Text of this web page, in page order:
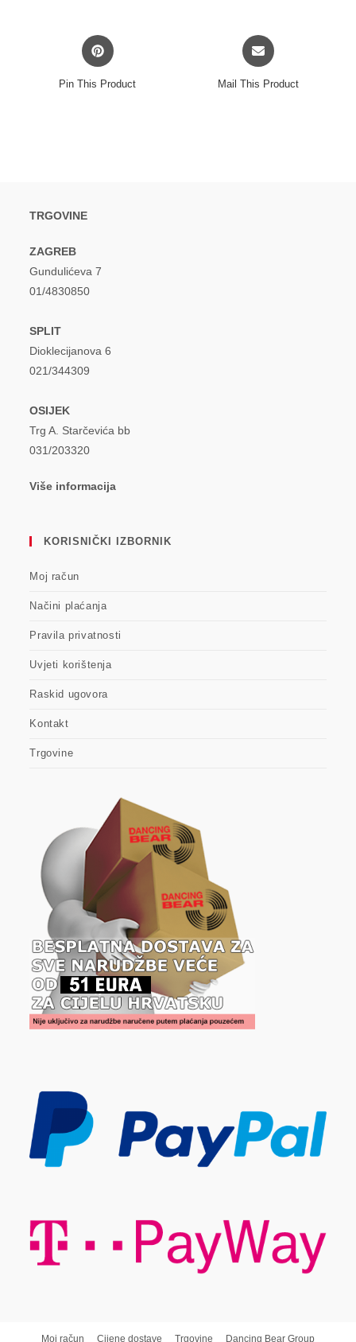
Opens
in
Pin This Product
Opens
in
Mail This Product
TRGOVINE
ZAGREB
Gundulićeva 7
01/4830850
SPLIT
Dioklecijanova 6
021/344309
OSIJEK
Trg A. Starčevića bb
031/203320
Više informacija
KORISNIČKI IZBORNIK
Moj račun
Načini plaćanja
Pravila privatnosti
Uvjeti korištenja
Raskid ugovora
Kontakt
Trgovine
Moj račun Cijene dostave Trgovine Dancing Bear Group